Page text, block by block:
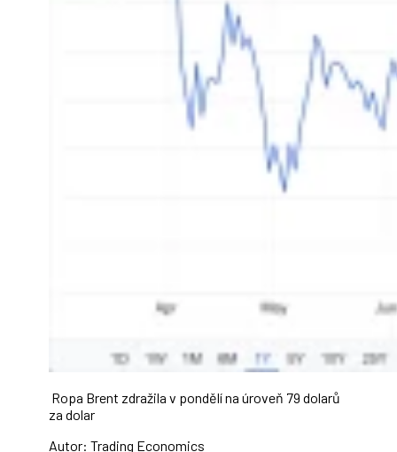
Ropa Brent zdražila v pondělí na úroveň 79 dolarů
za dolar
Autor: Trading Economics